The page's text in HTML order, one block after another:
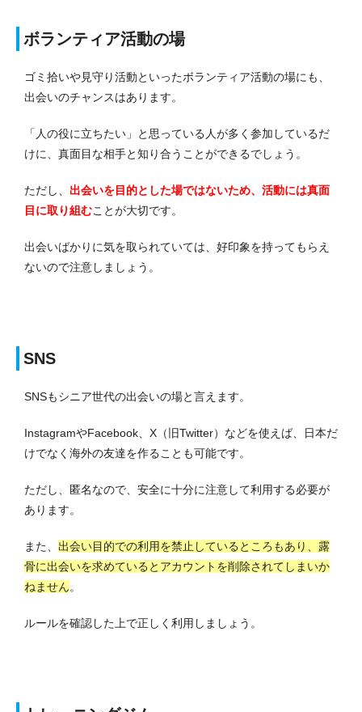
ボランティア活動の場
ゴミ拾いや見守り活動といったボランティア活動の場にも、
出会いのチャンスはあります。
「人の役に立ちたい」と思っている人が多く参加しているだ
けに、真面目な相手と知り合うことができるでしょう。
ただし、 出会いを目的とした場ではないため、活動には真面
目に取り組むことが大切です。
出会いばかりに気を取られていては、好印象を持ってもらえ
ないので注意しましょう。
SNS
SNSもシニア世代の出会いの場と言えます。
InstagramやFacebook、X（旧Twitter）などを使えば、日本だ
けでなく海外の友達を作ることも可能です。
ただし、匿名なので、安全に十分に注意して利用する必要が
あります。
また、 出会い目的での利用を禁止しているところもあり、露
骨に出会いを求めているとアカウントを削除されてしまいか
ねません。
ルールを確認した上で正しく利用しましょう。